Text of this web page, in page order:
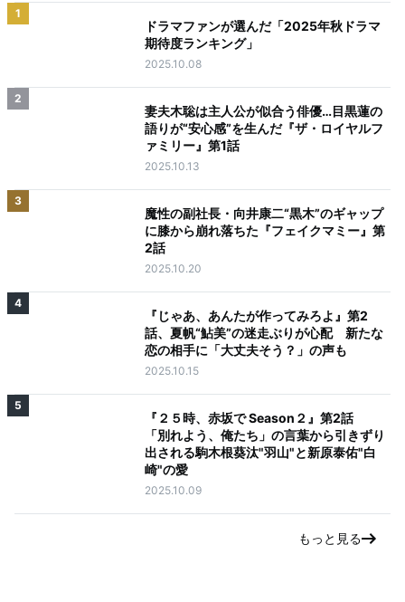
1
ドラマファンが選んだ「2025年秋ドラマ
期待度ランキング」
2025.10.08
2
妻夫木聡は主人公が似合う俳優…目黒蓮の
語りが“安心感”を生んだ『ザ・ロイヤルフ
ァミリー』第1話
2025.10.13
3
魔性の副社長・向井康二“黒木”のギャップ
に膝から崩れ落ちた『フェイクマミー』第
2話
2025.10.20
4
『じゃあ、あんたが作ってみろよ』第2
話、夏帆“鮎美”の迷走ぶりが心配 新たな
恋の相手に「大丈夫そう？」の声も
2025.10.15
5
『２５時、赤坂で Season２』第2話
「別れよう、俺たち」の言葉から引きずり
出される駒木根葵汰"羽山"と新原泰佑"白
崎"の愛
2025.10.09
もっと見る